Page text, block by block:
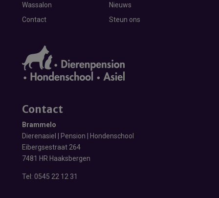
Wassalon
Nieuws
Contact
Steun ons
Contact
Brammelo
Dierenasiel | Pension | Hondenschool
Eibergsestraat 264
7481 HR Haaksbergen
Tel: 0545 22 12 31